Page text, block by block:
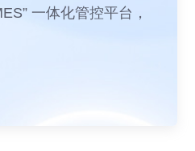
一体化管控平台，